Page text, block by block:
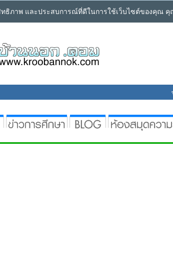
ธิภาพ และประสบการณ์ที่ดีในการใช้เว็บไซต์ของคุณ คุ